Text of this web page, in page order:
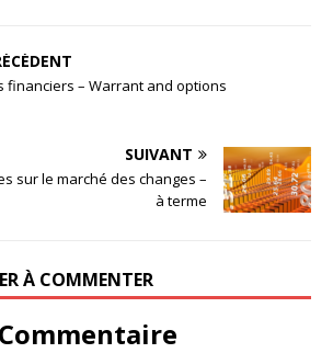
financiers – Warrant and options
SUIVANT
sur le marché des changes –
à terme
À COMMENTER